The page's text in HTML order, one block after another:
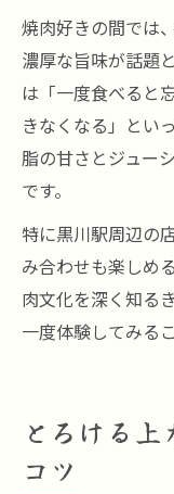
焼肉好きの間では
濃厚な旨味が話題
は「一度食べると
きなくなる」とい
脂の甘さとジュー
です。
特に黒川駅周辺の
み合わせも楽しめ
肉文化を深く知る
一度体験してみる
とろける
コツ